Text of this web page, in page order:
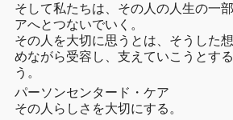
そして私たちは、その人の人生の一
アへとつないでいく。
その人を大切に思うとは、そうした
めながら受容し、支えていこうとす
う。
パーソンセンタード・ケア
その人らしさを大切にする。